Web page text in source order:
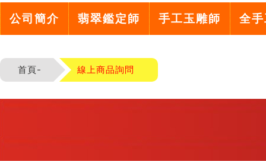
公司簡介 翡翠鑑定師 手工玉雕師 全
首頁- 線上商品詢問